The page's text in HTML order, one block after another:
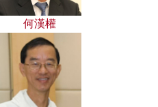
何漢權